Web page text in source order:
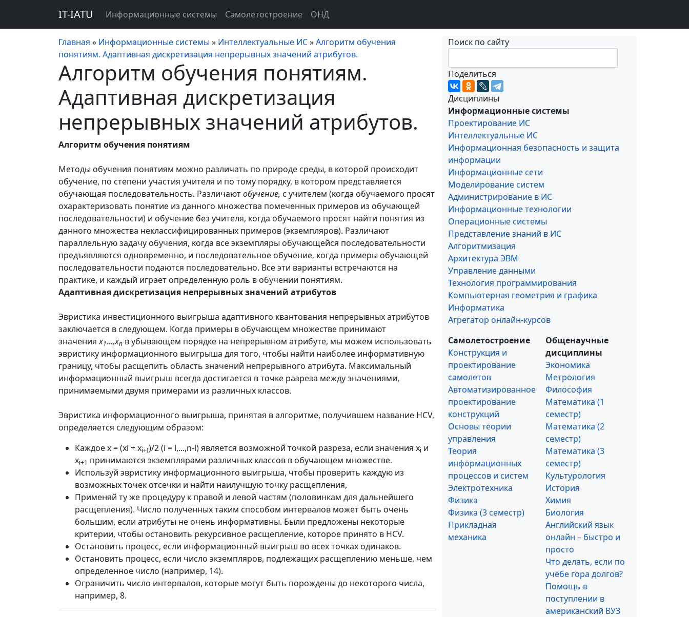
IT-IATU Информационные системы Самолетостроение ОНД
Главная » Информационные системы» Интеллектуальные ИС»Алгоритм обучения
понятиям. Адаптивная дискретизация непрерывных значений атрибутов.
Алгоритм обучения понятиям.
Адаптивная дискретизация
непрерывных значений атрибутов.
Алгоритм обучения понятиям
Методы обучения понятиям можно различать по природе среды, в кото­рой происходит
обучение, по степени участия учителя и по тому порядку, в котором представляется
обучающая последовательность. Различаютобуче­ние, с учителем (когда обучаемого просят
охарактеризовать понятие из дан­ного множества помеченных примеров из обучающей
последовательности) и обучение без учителя, когда обучаемого просят найти понятия из
данного множества неклассифицированных примеров (экземпляров). Различают
параллельную задачу обучения, когда все экземпляры обучающейся последо­вательности
предъявляются одновременно, и последовательное обучение, когда примеры обучающей
последовательности подаются последовательно. Все эти варианты встречаются на
практике, и каждый играет определенную роль в обучении понятиям.
Адаптивная дискретизация непрерывных значений атрибутов
Эвристика инвестиционного выигрыша адаптивного квантования непре­рывных атрибутов
заключается в следующем. Когда примеры в обучающем множестве принимают
значения x1...,xn в убывающем порядке на непрерыв­ном атрибуте, мы можем использовать
эвристику информационного выиг­рыша для того, чтобы найти наиболее информативную
границу, чтобы рас­щепить область значений непрерывного атрибута. Максимальный
информа­ционный выигрыш всегда достигается в точке разреза между значениями,
принимаемыми двумя примерами из различных классов.
Эвристика информационного выигрыша, принятая в алгоритме, полу­чившем название HCV,
определяется следующим образом:
Каждое х = (хi + xi+I)/2 (i = l,...,n-l) является возможной точкой разреза, если значения хi и
xi+1 принимаются экземплярами различных классов в обучающем множестве.
Используй эвристику информационного выигрыша, чтобы проверить каж­дую из
возможных точек отсечки и найти наилучшую точку расщепления,
Применяй ту же процедуру к правой и левой частям (половинкам для дальнейшего
расщепления). Число полученных таким способом интервалов может быть очень
большим, если атрибуты не очень информативны. Были предложены некоторые
критерии, чтобы остановить рекурсивное расщепление, которое принято в HCV.
Остановить процесс, если информационный выигрыш во всех точках одинаков.
Остановить процесс, если число экземпляров, подлежащих расщеплению меньше, чем
определенное число (например, 14).
Ограничить число интервалов, которые могут быть порождены до неко­торого числа,
например, 8.
Поиск по сайту
Поделиться
Дисциплины
Информационные системы
Проектирование ИС
Интеллектуальные ИС
Информационная безопасность и защита
информации
Информационные сети
Моделирование систем
Администрирование в ИС
Информационные технологии
Операционные системы
Представление знаний в ИС
Алгоритмизация
Архитектура ЭВМ
Управление данными
Технология программирования
Компьютерная геометрия и графика
Информатика
Агрегатор онлайн-курсов
Самолетостроение
Конструкция и
проектирование
самолетов
Автоматизированное
проектирование
конструкций
Основы теории
управления
Теория
информационных
процессов и систем
Электротехника
Физика
Физика (3 семестр)
Прикладная
механика
Общенаучные
дисциплины
Экономика
Метрология
Философия
Математика (1
семестр)
Математика (2
семестр)
Математика (3
семестр)
Культурология
История
Химия
Биология
Английский язык
онлайн – быстро и
просто
Что делать, если по
учёбе гора долгов?
Помощь в
поступлении в
американский ВУЗ